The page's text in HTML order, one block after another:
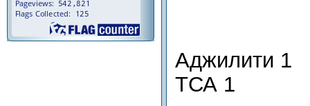
Аджилити 1
ТСА 1